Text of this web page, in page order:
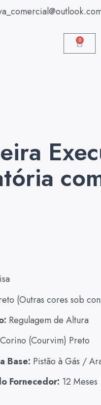
0
(Outras cores sob
Regulagem de Altura
Corino (Courvim) Preto
Base: Pistão à Gás /
Fornecedor: 12 Meses